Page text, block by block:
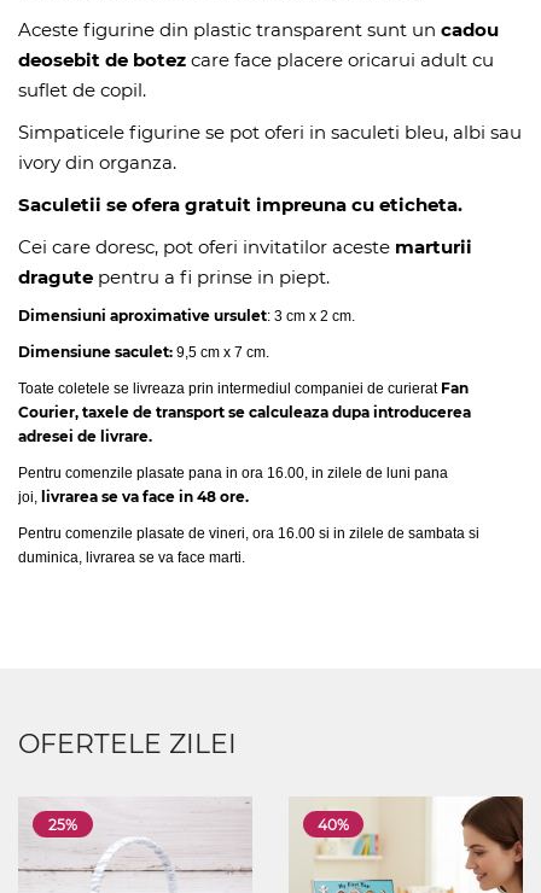
Aceste figurine din plastic transparent sunt un cadou
deosebit de botez care face placere oricarui adult cu
suflet de copil.
Simpaticele figurine se pot oferi in saculeti bleu, albi sau
ivory din organza.
Saculetii se ofera gratuit impreuna cu eticheta.
Cei care doresc, pot oferi invitatilor aceste marturii
dragute pentru a fi prinse in piept.
Dimensiuni aproximative ursulet: 3 cm x 2 cm.
Dimensiune saculet: 9,5 cm x 7 cm.
Toate coletele se livreaza prin intermediul companiei de curieratFan
Courier, taxele de transport se calculeaza dupa introducerea
adresei de livrare.
Pentru comenzile plasate pana in ora 16.00, in zilele de luni pana
joi, livrarea se va face in 48 ore.
Pentru comenzile plasate de vineri, ora 16.00 si in zilele de sambata si
duminica, livrarea se va face marti.
OFERTELE ZILEI
25% 40%